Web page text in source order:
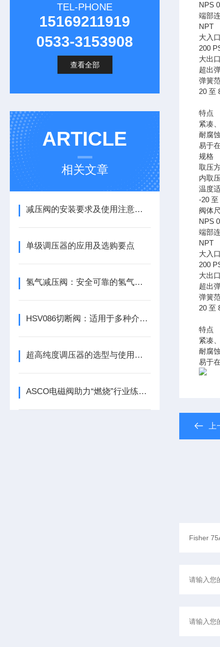
TEL-PHONE
15169211919
0533-3153908
查看全部
ARTICLE
相关文章
减压阀的安装要求及使用注意事项
单级调压器的应用及选购要点
氢气减压阀：安全可靠的氢气控制设备
HSV086切断阀：适用于多种介质的高效切断解决方案，保障工业生产安全
超高纯度调压器的选型与使用注意事项
ASCO电磁阀助力“燃烧”行业练好内功
NPS
端部
NPT
大入
200
大出
超出
弹簧
20 至
特点
紧凑
耐腐
易于
规格
取压
内取
温度
-20 至
阀体
NPS
端部
NPT
大入
200
大出
超出
弹簧
20 至
特点
紧凑
耐腐
易于